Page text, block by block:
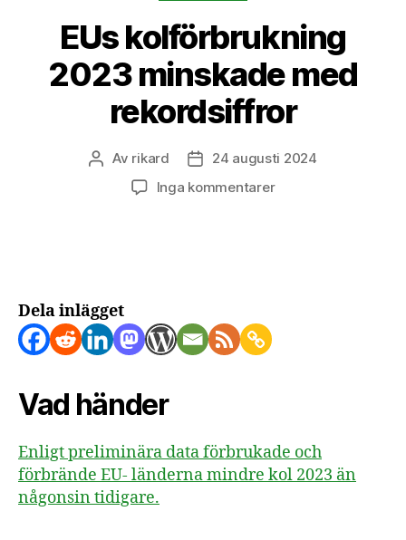
EUs kolförbrukning
2023 minskade med
rekordsiffror
Inläggsförfattare
Av rikard Inläggsdatum
24 augusti 2024
Inga kommentarertill
Dela inlägget
Vad händer
Enligt preliminära data förbrukade och
förbrände EU- länderna mindre kol 2023 än
någonsin tidigare.